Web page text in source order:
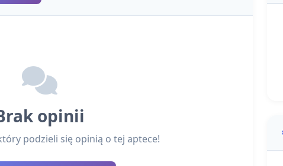
opinii
podzieli się opinią o tej aptece!